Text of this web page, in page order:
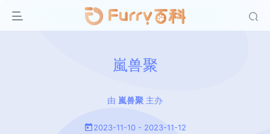
嵐兽聚
由 嵐兽聚 主办
2023-11-10 - 2023-11-12